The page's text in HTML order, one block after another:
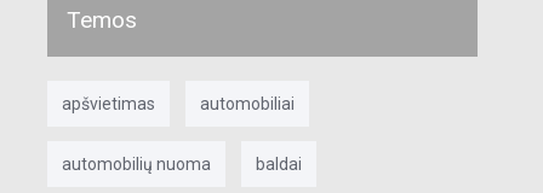
Temos
apšvietimas automobiliai
automobilių nuoma baldai